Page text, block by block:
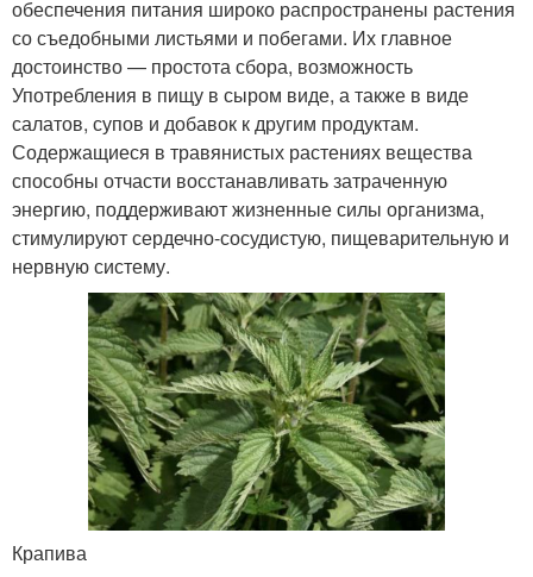
обеспечения питания широко распространены растения
со съедобными листьями и побегами. Их главное
достоинство — простота сбора, возможность
Употребления в пищу в сыром виде, а также в виде
салатов, супов и добавок к другим продуктам.
Содержащиеся в травянистых растениях вещества
способны отчасти восстанавливать затраченную
энергию, поддерживают жизненные силы организма,
стимулируют сердечно-сосудистую, пищеварительную и
нервную систему.
Крапива